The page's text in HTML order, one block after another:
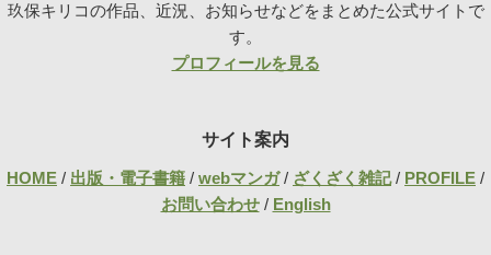
玖保キリコの作品、近況、お知らせなどをまとめた公式サイトで
す。
プロフィールを見る
サイト案内
HOME / 出版・電子書籍 / webマンガ/ ざくざく雑記/ PROFILE /
お問い合わせ/ English